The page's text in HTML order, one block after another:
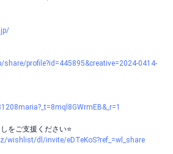
profile?id=445895&creative=2024-0414-
をご支援ください⭐️
wishlist/dl/invite/eDTeKoS?ref_=wl_share